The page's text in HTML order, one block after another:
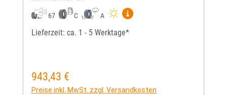
67 C A
Mehr Informationen zum
Lieferzeit: ca. 1 - 5 Werktage*
Regulärer Preis:
943,43 €
Preise inkl. MwSt. zzgl. Versandkosten